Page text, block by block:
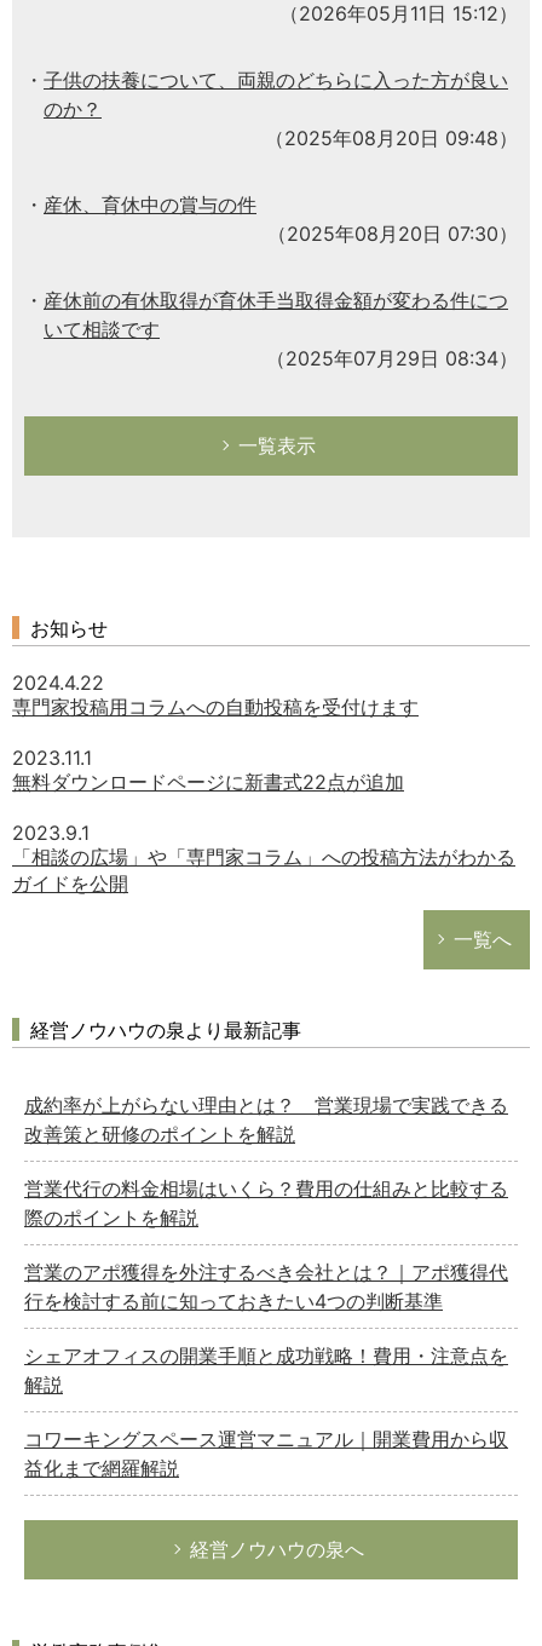
（2026年05月11日 15:12）
子供の扶養について、両親のどちらに入った方が良い
のか？
（2025年08月20日 09:48）
産休、育休中の賞与の件
（2025年08月20日 07:30）
産休前の有休取得が育休手当取得金額が変わる件につ
いて相談です
（2025年07月29日 08:34）
一覧表示
お知らせ
2024.4.22
専門家投稿用コラムへの自動投稿を受付けます
2023.11.1
無料ダウンロードページに新書式22点が追加
2023.9.1
「相談の広場」や「専門家コラム」への投稿方法がわかる
ガイドを公開
一覧へ
経営ノウハウの泉より最新記事
成約率が上がらない理由とは？ 営業現場で実践できる
改善策と研修のポイントを解説
営業代行の料金相場はいくら？費用の仕組みと比較する
際のポイントを解説
営業のアポ獲得を外注するべき会社とは？｜アポ獲得代
行を検討する前に知っておきたい4つの判断基準
シェアオフィスの開業手順と成功戦略！費用・注意点を
解説
コワーキングスペース運営マニュアル｜開業費用から収
益化まで網羅解説
経営ノウハウの泉へ